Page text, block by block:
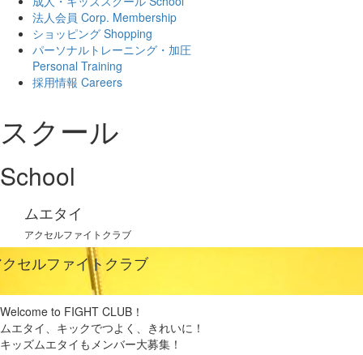
法人会員 Corp. Membership
ショッピング Shopping
パーソナルトレーニング・加圧
Personal Training
採用情報 Careers
スクール
School
ムエタイ
アクセルファイトクラブ
セルファイトクラブ
Welcome to FIGHT CLUB！
ムエタイ、キックでつよく、きれいに！
キッズムエタイもメンバー大募集！